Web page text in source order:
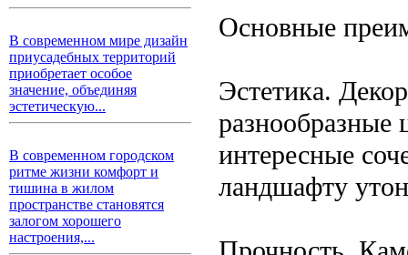
В современном мире дизайн
приусадебных территорий
приобретает особое
значение, объединяя
эстетическую...
В современном городском
ритме жизни комфорт и
тишина в жилом
пространстве становятся
залогом хорошего
настроения,...
Основные
Эстетика.
разнообразные
интересные
ландшафту